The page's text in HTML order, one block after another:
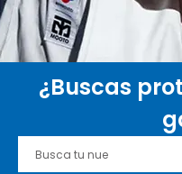
¿Buscas